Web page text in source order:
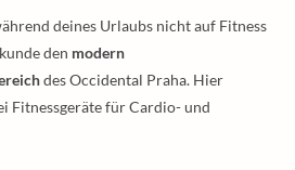
deines Urlaubs nicht auf Fitness
den modern
des Occidental Praha. Hier
Fitnessgeräte für Cardio- und